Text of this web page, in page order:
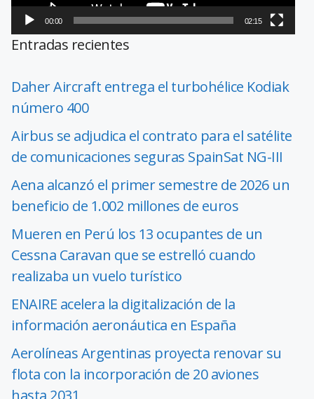
00:00 02:15
Entradas recientes
Daher Aircraft entrega el turbohélice Kodiak
número 400
Airbus se adjudica el contrato para el satélite
de comunicaciones seguras SpainSat NG-III
Aena alcanzó el primer semestre de 2026 un
beneficio de 1.002 millones de euros
Mueren en Perú los 13 ocupantes de un
Cessna Caravan que se estrelló cuando
realizaba un vuelo turístico
ENAIRE acelera la digitalización de la
información aeronáutica en España
Aerolíneas Argentinas proyecta renovar su
flota con la incorporación de 20 aviones
hasta 2031